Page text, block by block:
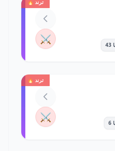
ترند 🔥
⚔️
ترند 🔥
⚔️